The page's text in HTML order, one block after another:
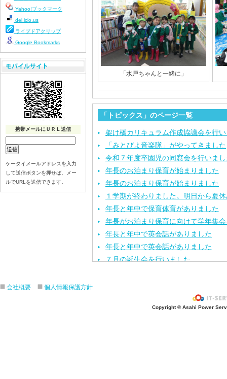
「水戸ちゃんと一緒に」
「トピックス」のページ一覧
架け橋カリキュラム作成協議会を行
「みとびよ音楽隊」がやってきました
令和７年度卒園児の同窓会を行いま
年長のお泊まり保育が始まりました
年長のお泊まり保育が始まりました
１学期が終わりました。明日から夏
年長と年中で保育体育がありました
年長がお泊まり保育に向けて学年集
年長と年中で英会話がありました
年長と年中で英会話がありました
７月の誕生会を行いました
「お仕事ちょうさノート」県央版の
「七夕のつどい」をしました
Yahoo!ブックマーク
del.icio.us
ライブドアクリップ
Google Bookmarks
携帯メールにＵＲＬ送信
ケータイメールアドレスを入力
して送信ボタンを押せば、メー
ルでURLを送信できます。
会社概要 個人情報保護方針
Copyright © Asahi Power